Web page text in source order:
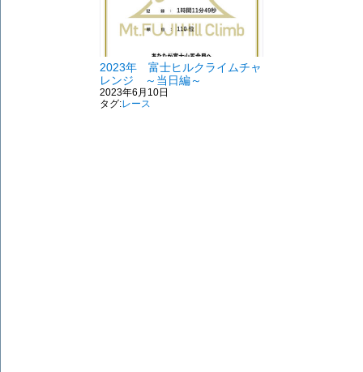
2023年 富士ヒルクライムチャ
レンジ ～当日編～
2023年6月10日
タグ:レース